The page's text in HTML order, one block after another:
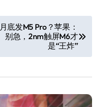
月底发M5 Pro？苹果：
别急，2nm触屏M6才
是“王炸”